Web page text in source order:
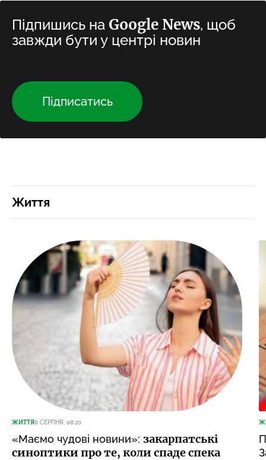
Підпишись на Google News, щоб
завжди бути у центрі новин
Підписатись
Життя
ЖИТТЯ6 СЕРПНЯ, 08:20
«Маємо чудові новини»: закарпатські
синоптики про те, коли спаде спека